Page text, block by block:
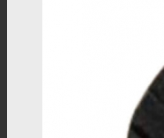
高压互锁连接器